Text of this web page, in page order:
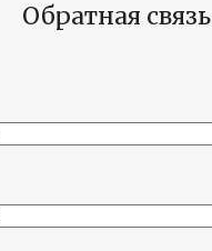
Обратная связь